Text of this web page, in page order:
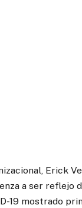
Erick
a ser reflejo
19 mostrado